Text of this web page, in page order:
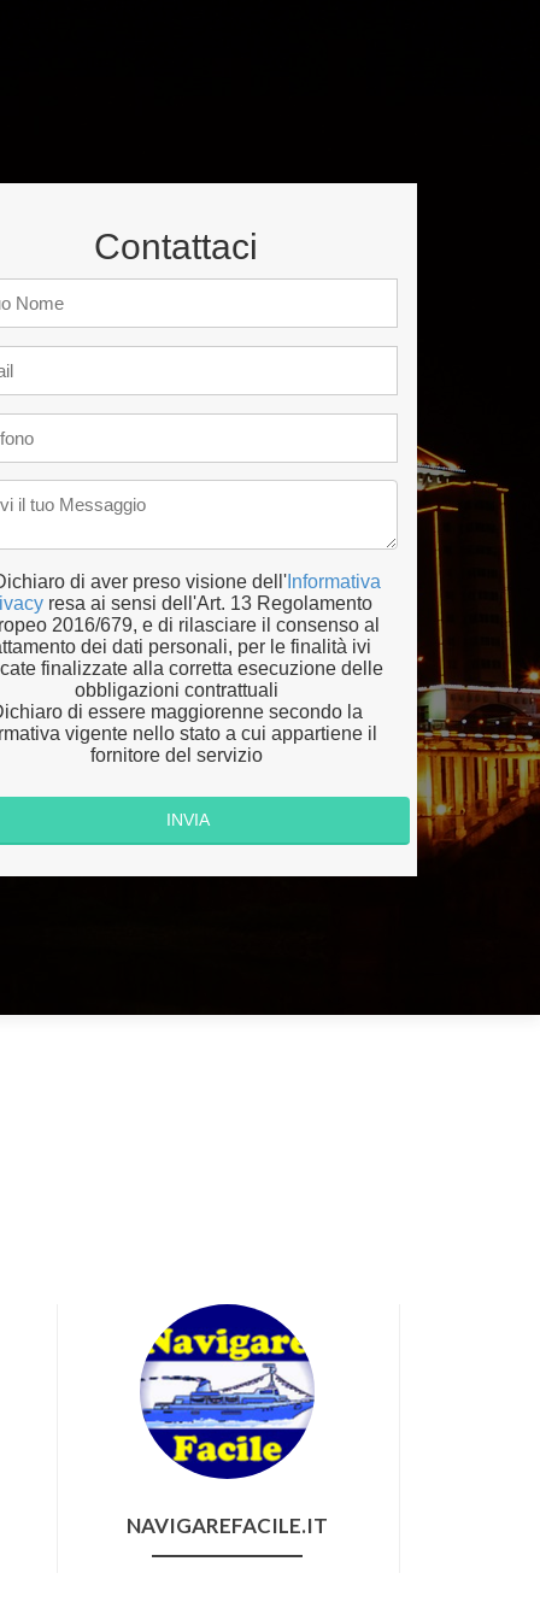
Contattaci
di aver preso visione dell'Informativa
resa ai sensi dell'Art. 13 Regolamento
2016/679, e di rilasciare il consenso al
dei dati personali, per le finalità ivi
finalizzate alla corretta esecuzione delle
obbligazioni contrattuali
di essere maggiorenne secondo la
vigente nello stato a cui appartiene il
fornitore del servizio
NAVIGAREFACILE.IT